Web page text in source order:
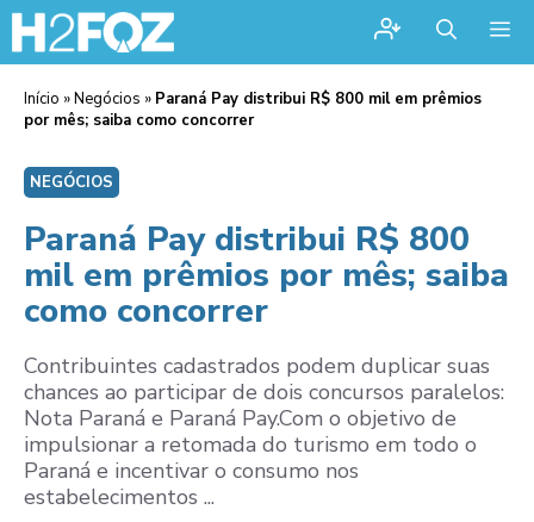
Início »Negócios » Paraná Pay distribui R$ 800 mil em prêmios
por mês; saiba como concorrer
NEGÓCIOS
Paraná Pay distribui R$ 800
mil em prêmios por mês; saiba
como concorrer
Contribuintes cadastrados podem duplicar suas
chances ao participar de dois concursos paralelos:
Nota Paraná e Paraná Pay.Com o objetivo de
impulsionar a retomada do turismo em todo o
Paraná e incentivar o consumo nos
estabelecimentos ...